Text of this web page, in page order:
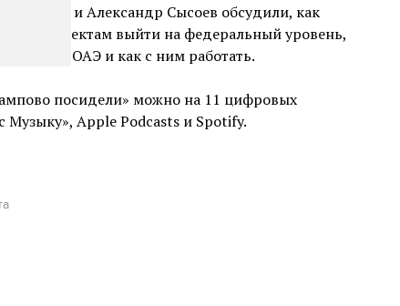
и Александр Сысоев обсудили, как
проектам выйти на федеральный уровень,
рынке ОАЭ и как с ним работать.
посидели» можно на 11 цифровых
Музыку», Apple Podcasts и Spotify.